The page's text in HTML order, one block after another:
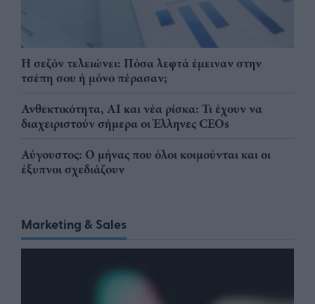
Η σεζόν τελειώνει: Πόσα λεφτά έμειναν στην
τσέπη σου ή μόνο πέρασαν;
Ανθεκτικότητα, AI και νέα ρίσκα: Τι έχουν να
διαχειριστούν σήμερα οι Έλληνες CEOs
Αύγουστος: Ο μήνας που όλοι κοιμούνται και οι
έξυπνοι σχεδιάζουν
Marketing & Sales